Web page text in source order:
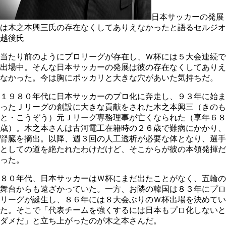
日本サッカーの発展
は木之本興三氏の存在なくしてありえなかったと語るセルジオ
越後氏
当たり前のようにプロリーグが存在し、Ｗ杯には５大会連続で
出場中。そんな日本サッカーの発展は彼の存在なくしてありえ
なかった。今は胸にポッカリと大きな穴があいた気持ちだ。
１９８０年代に日本サッカーのプロ化に奔走し、９３年に始ま
ったＪリーグの創設に大きな貢献をされた木之本興三（きのも
と・こうぞう）元Ｊリーグ専務理事が亡くなられた（享年６８
歳）。木之本さんは古河電工在籍時の２６歳で難病にかかり、
腎臓を摘出。以降、週３回の人工透析が必要な体となり、選手
としての道を絶たれたわけだけど、そこからが彼の本領発揮だ
った。
８０年代、日本サッカーはＷ杯にまだ出たことがなく、五輪の
舞台からも遠ざかっていた。一方、お隣の韓国は８３年にプロ
リーグが誕生し、８６年には８大会ぶりのＷ杯出場を決めてい
た。そこで「代表チームを強くするには日本もプロ化しないと
ダメだ」と立ち上がったのが木之本さんだ。